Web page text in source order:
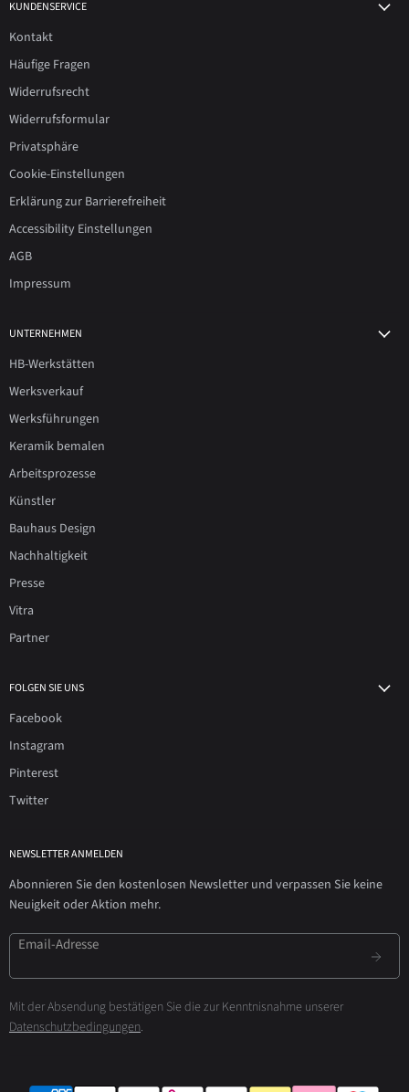
KUNDENSERVICE
Kontakt
Häufige Fragen
Widerrufsrecht
Widerrufsformular
Privatsphäre
Cookie-Einstellungen
Erklärung zur Barrierefreiheit
Accessibility Einstellungen
AGB
Impressum
UNTERNEHMEN
HB-Werkstätten
Werksverkauf
Werksführungen
Keramik bemalen
Arbeitsprozesse
Künstler
Bauhaus Design
Nachhaltigkeit
Presse
Vitra
Partner
FOLGEN SIE UNS
Facebook
Instagram
Pinterest
Twitter
NEWSLETTER ANMELDEN
Abonnieren Sie den kostenlosen Newsletter und verpassen Sie keine
Neuigkeit oder Aktion mehr.
Email-Adresse
Mit der Absendung bestätigen Sie die zur Kenntnisnahme unserer
Datenschutzbedingungen.